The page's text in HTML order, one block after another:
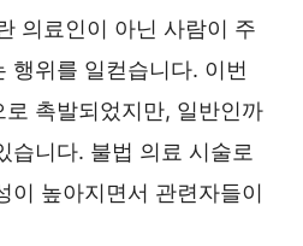
의료인이 아닌 사람이 주
행위를 일컫습니다. 이번
촉발되었지만, 일반인까
습니다. 불법 의료 시술로
이 높아지면서 관련자들이